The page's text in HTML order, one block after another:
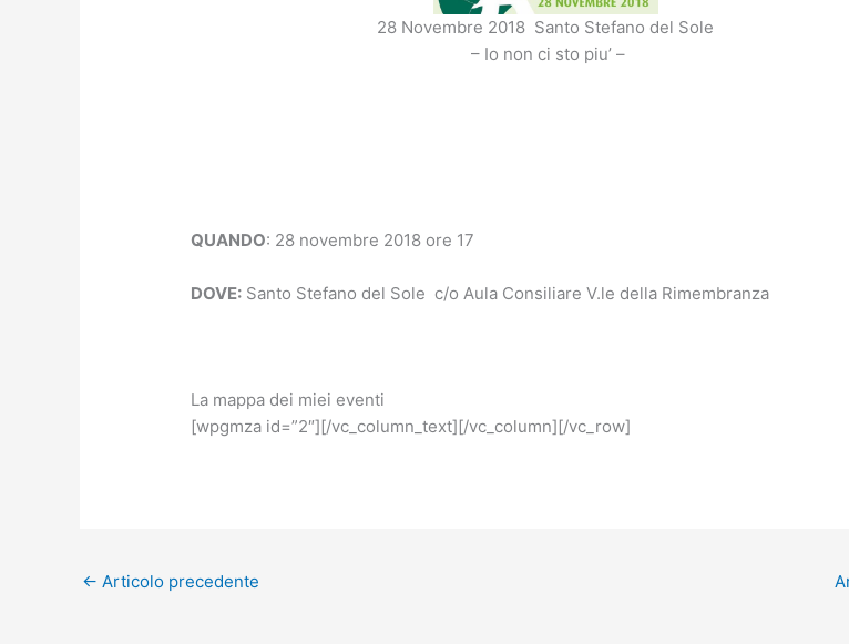
28 Novembre 2018 Santo Stefano del Sole
– Io non ci sto piu’ –
QUANDO: 28 novembre 2018 ore 17
DOVE: Santo Stefano del Sole c/o Aula Consiliare V.le della Rimembranza
La mappa dei miei eventi
[wpgmza id=”2″][/vc_column_text][/vc_column][/vc_row]
← Articolo precedente